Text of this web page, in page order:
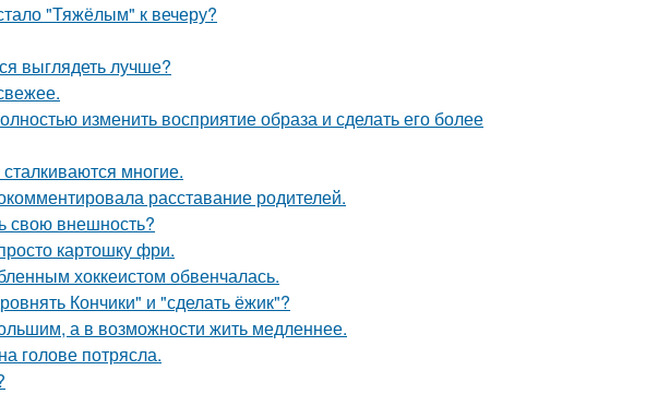
"Тяжёлым" к вечеру?
выглядеть лучше?
изменить восприятие образа и сделать его более
многие.
расставание родителей.
свою внешность?
картошку фри.
хоккеистом обвенчалась.
Кончики" и "сделать ёжик"?
а в возможности жить медленнее.
голове потрясла.